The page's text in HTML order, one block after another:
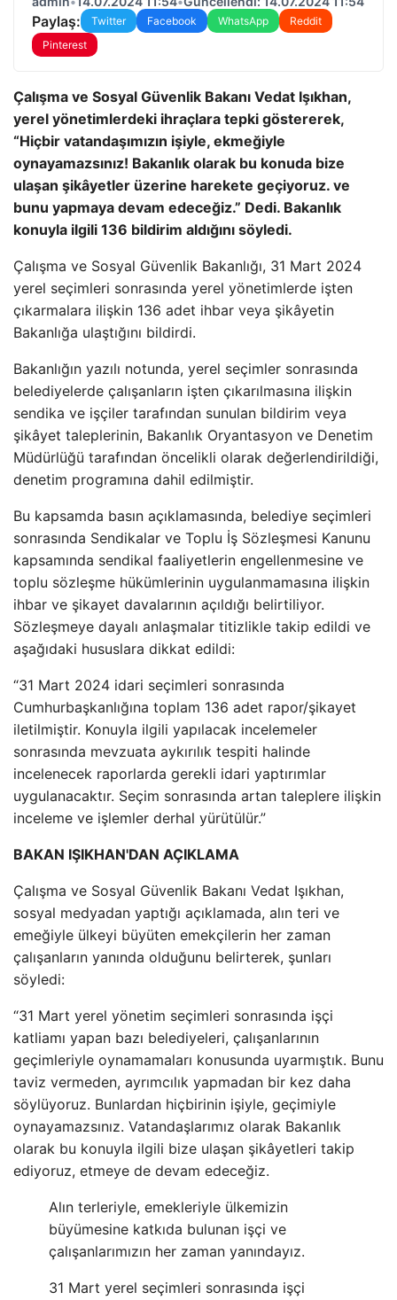
Paylaş: Twitter Facebook WhatsApp
Reddit
Pinterest
Çalışma ve Sosyal Güvenlik Bakanı Vedat Işıkhan,
yerel yönetimlerdeki ihraçlara tepki göstererek,
“Hiçbir vatandaşımızın işiyle, ekmeğiyle
oynayamazsınız! Bakanlık olarak bu konuda bize
ulaşan şikâyetler üzerine harekete geçiyoruz. ve
bunu yapmaya devam edeceğiz.” Dedi. Bakanlık
konuyla ilgili 136 bildirim aldığını söyledi.
Çalışma ve Sosyal Güvenlik Bakanlığı, 31 Mart 2024
yerel seçimleri sonrasında yerel yönetimlerde işten
çıkarmalara ilişkin 136 adet ihbar veya şikâyetin
Bakanlığa ulaştığını bildirdi.
Bakanlığın yazılı notunda, yerel seçimler sonrasında
belediyelerde çalışanların işten çıkarılmasına ilişkin
sendika ve işçiler tarafından sunulan bildirim veya
şikâyet taleplerinin, Bakanlık Oryantasyon ve Denetim
Müdürlüğü tarafından öncelikli olarak değerlendirildiği,
denetim programına dahil edilmiştir.
Bu kapsamda basın açıklamasında, belediye seçimleri
sonrasında Sendikalar ve Toplu İş Sözleşmesi Kanunu
kapsamında sendikal faaliyetlerin engellenmesine ve
toplu sözleşme hükümlerinin uygulanmamasına ilişkin
ihbar ve şikayet davalarının açıldığı belirtiliyor.
Sözleşmeye dayalı anlaşmalar titizlikle takip edildi ve
aşağıdaki hususlara dikkat edildi:
“31 Mart 2024 idari seçimleri sonrasında
Cumhurbaşkanlığına toplam 136 adet rapor/şikayet
iletilmiştir. Konuyla ilgili yapılacak incelemeler
sonrasında mevzuata aykırılık tespiti halinde
incelenecek raporlarda gerekli idari yaptırımlar
uygulanacaktır. Seçim sonrasında artan taleplere ilişkin
inceleme ve işlemler derhal yürütülür.”
BAKAN IŞIKHAN'DAN AÇIKLAMA
Çalışma ve Sosyal Güvenlik Bakanı Vedat Işıkhan,
sosyal medyadan yaptığı açıklamada, alın teri ve
emeğiyle ülkeyi büyüten emekçilerin her zaman
çalışanların yanında olduğunu belirterek, şunları
söyledi:
“31 Mart yerel yönetim seçimleri sonrasında işçi
katliamı yapan bazı belediyeleri, çalışanlarının
geçimleriyle oynamamaları konusunda uyarmıştık. Bunu
taviz vermeden, ayrımcılık yapmadan bir kez daha
söylüyoruz. Bunlardan hiçbirinin işiyle, geçimiyle
oynayamazsınız. Vatandaşlarımız olarak Bakanlık
olarak bu konuyla ilgili bize ulaşan şikâyetleri takip
ediyoruz, etmeye de devam edeceğiz.
Alın terleriyle, emekleriyle ülkemizin
büyümesine katkıda bulunan işçi ve
çalışanlarımızın her zaman yanındayız.
31 Mart yerel seçimleri sonrasında işçi